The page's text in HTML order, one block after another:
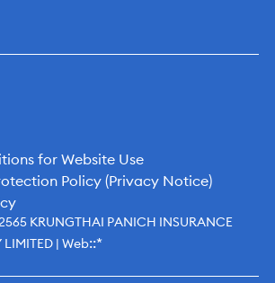
for Website Use
Policy (Privacy Notice)
KRUNGTHAI PANICH INSURANCE
| Web::*